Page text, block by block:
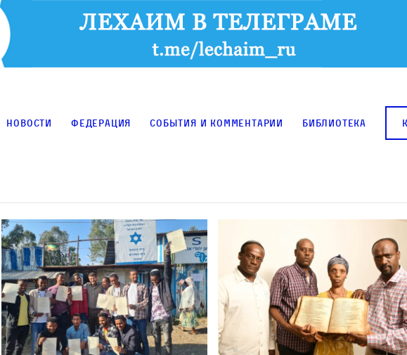
Новости Федерация События и комментарии Библиотека